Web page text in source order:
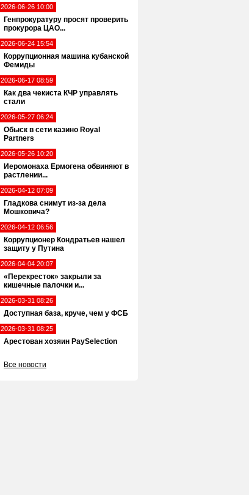
2026-06-26 10:00
Генпрокуратуру просят проверить
прокурора ЦАО...
2026-06-24 15:54
Коррупционная машина кубанской
Фемиды
2026-06-17 08:59
Как два чекиста КЧР управлять
стали
2026-05-27 06:24
Обыск в сети казино Royal
Partners
2026-05-26 10:20
Иеромонаха Ермогена обвиняют в
растлении...
2026-04-12 07:09
Гладкова снимут из-за дела
Мошковича?
2026-04-12 06:56
Коррупционер Кондратьев нашел
защиту у Путина
2026-04-04 20:07
«Перекресток» закрыли за
кишечные палочки и...
2026-03-31 08:26
Доступная база, круче, чем у ФСБ
2026-03-31 08:25
Арестован хозяин PaySelection
Все новости